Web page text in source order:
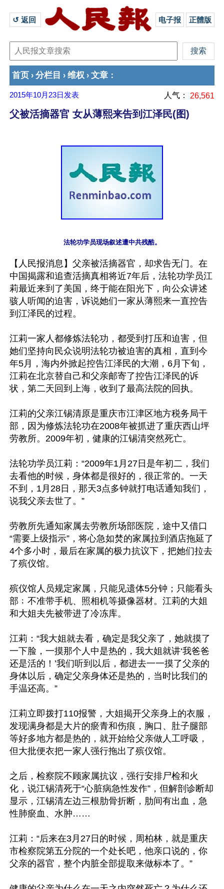
↺ 返回 电子报 正體版
首页 › 分栏目 › 维权 › 文章 ：
2015年10月23日 发表 人气： 26,561
父被活摘器官 女从薄熙来告到江泽民(图)
【人民报消息】父亲被活摘器官，却求告无门。在
中国揭露和追查活摘真相将近7年后，法轮功学员江
莉最近来到了美国，终于能在阳光下，向公众讲述
骇人听闻的迫害，诉说她们一家从薄熙来一直控告
到江泽民的过程。
江莉一家人都修炼法轮功，都受到打压和迫害，但
她们坚持向民众说明法轮功被迫害的真相，直到今
年5月，海内外掀起控告江泽民的大潮，6月下旬，
江莉在北京替自己和父亲邮寄了控告江泽民的诉
状，第二天回到上海，收到了最高法院的回执。
江莉的父亲江锡清原是重庆市江津区地方税务局干
部，因为修炼法轮功在2008年被抓进了重庆西山坪
劳教所。2009年初，健康的江锡清突然死亡。
法轮功学员江莉：“2009年1月27日是年初二，我们
去看他的时候，身体都是很好的，很正常的。一天
不到，1月28日，那天3点多钟就打电话通知我们，
说我父亲去世了。”
劳教所先通知家属去劳教所场部医院，途中又借口
“需要上级指示”，将心急如焚的家属拉到酒店拖延了
4个多小时，最后在家属的极力抗议下，把她们拉去
了殡仪馆。
殡仪馆人员规定家属，只能见遗体5分钟；只能看头
部﹔不准带手机、照相机等摄像器材。江莉的大姐
和大姐夫先被带进了冷冻库。
江莉：“我大姐就去看，确定是我父亲了，她就摸了
一下脸，一摸那个人中是热的，我大姐就讲‘我爸爸
还是活的！’我们听到以后，都进去一一摸了父亲的
身体以后，确定父亲身体还是热的，当时比我们的
手温还高。”
江莉立即拨打110报警，大姐揭开父亲身上的衣服，
发现满身都是大片的瘀青和伤痕，胸口、肚子腿部
等好多地方都是热的，就开始给父亲做人工呼吸，
但大批便衣把一家人强行拖出了殡仪馆。
之后，检察院不顾家属抗议，强行安排尸检和火
化，说江锡清死于“心脏病急性发作”，但解剖诊断却
显示，江锡清左边三根肋骨折断，肋间有出血，急
性肺瘀血、水肿……
江莉：“后来在3月27日的时候，周柏林，就是重庆
市检察院第五分院的一个处长吧，他亲口说的，你
父亲的器官，整个内脏全部提取来做标本了。”